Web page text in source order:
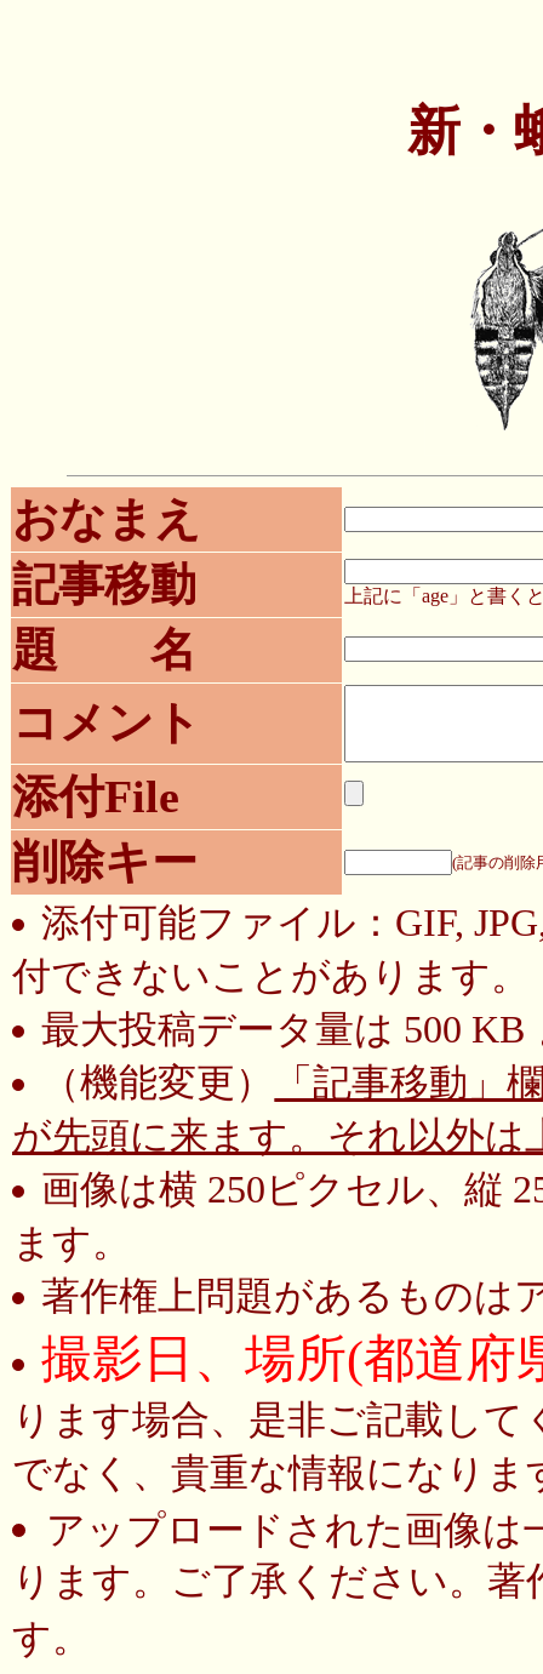
新・
おなまえ
記事移動
上記に「age」と書く
題 名
コメント
添付File
削除キー
(記事の削除
添付可能ファイル：GIF,
付できないことがあります。
最大投稿データ量は 500 KB
（機能変更）
「記事移動」
が先頭に来ます。それ以外は
画像は横 250ピクセル、縦
ます。
著作権上問題があるものは
撮影日、場所(都道府
ります場合、是非ご記載し
でなく、貴重な情報になりま
アップロードされた画像
ります。ご了承ください。
す。